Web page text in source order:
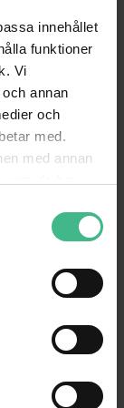
innehållet
funktioner
Vi
annan
och
med.
med annan
utsignal är alltid
med